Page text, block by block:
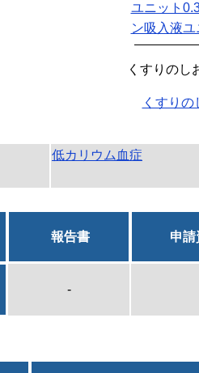
ユニット
ン吸入液
くすりのし
くすりの
低カリウム血症
報告書 申請
-